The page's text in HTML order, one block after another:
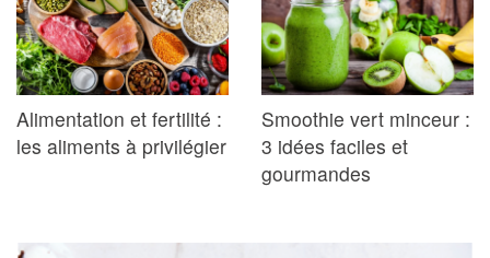
Alimentation et fertilité :
les aliments à privilégier
Smoothie vert minceur :
3 idées faciles et
gourmandes